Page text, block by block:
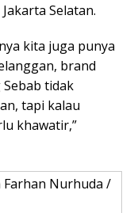
Selatan.
kita juga punya
brand
tidak
tapi kalau
khawatir,”
Farhan Nurhuda /